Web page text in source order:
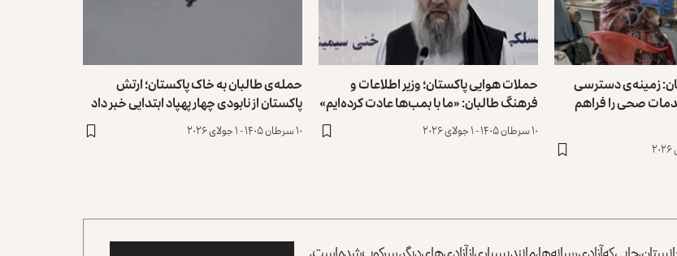
زمینه‌ی دسترسی
‏خدمات صحی را فراهم
حملات هوایی پاکستان؛ وزیر اطلاعات و
فرهنگ طالبان: «ما با بمب‌ها عادت کرده‌ایم»
۱۰ سرطان ۱۴۰۵ - ۱ جولای ۲۰۲۶
حمله‌ی طالبان به خاک پاکستان؛ ارتش
پاکستان از نابودی چهار پهپاد ابتدایی خبر داد
۱۰ سرطان ۱۴۰۵ - ۱ جولای ۲۰۲۶